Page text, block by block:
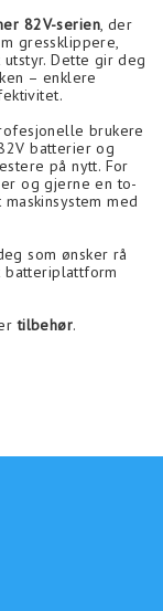
82V-serien, der
gressklippere,
Dette gir deg
– enklere
brukere
batterier og
på nytt. For
og gjerne en to-
med
som ønsker rå
tilbehør.